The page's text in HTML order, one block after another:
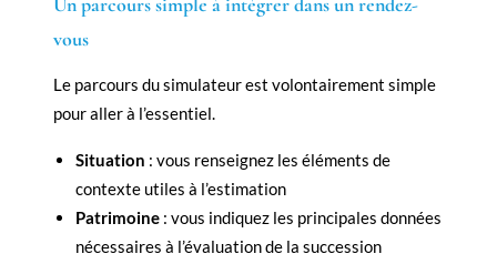
vous
Le parcours du simulateur est volontairement simple
pour aller à l’essentiel.
Situation : vous renseignez les éléments de
contexte utiles à l’estimation
Patrimoine : vous indiquez les principales données
nécessaires à l’évaluation de la succession